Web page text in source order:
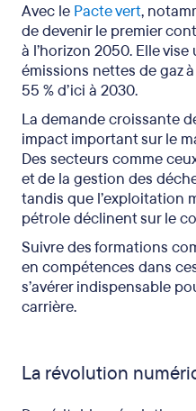
Avec le Pacte vert,
de devenir le premier
à l’horizon 2050. Elle
émissions nettes de gaz
55 % d’ici à 2030.
La demande croissante
impact important sur le
Des secteurs comme
et de la gestion des
tandis que l’exploitation
pétrole déclinent sur le
Suivre des formations
en compétences dans
s’avérer indispensable
carrière.
La révolution